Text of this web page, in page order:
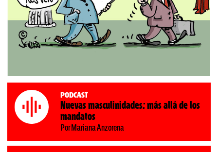
Podcast
Nuevas masculinidades: más allá de los
mandatos
Por Mariana Anzorena